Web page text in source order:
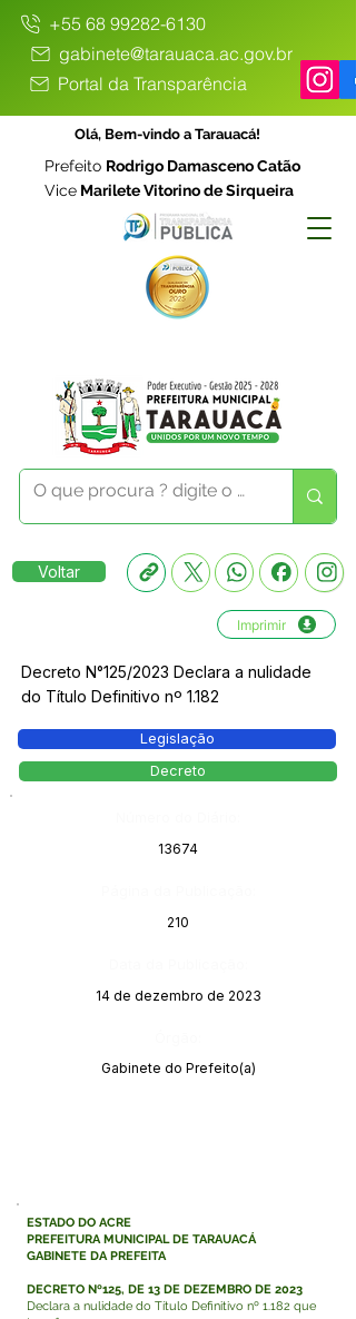
+55 68 99282-6130
gabinete@tarauaca.ac.gov.br
Portal da Transparência
Olá, Bem-vindo a Tarauacá!
Prefeito Rodrigo Damasceno Catão
Vice Marilete Vitorino de Sirqueira
Voltar
Imprimir
Decreto N°125/2023 Declara a nulidade
do Título Definitivo nº 1.182
Legislação
Decreto
13674
210
14 de dezembro de 2023
Gabinete do Prefeito(a)
ESTADO DO ACRE
PREFEITURA MUNICIPAL DE TARAUACÁ
GABINETE DA PREFEITA
DECRETO Nº125, DE 13 DE DEZEMBRO DE 2023
Declara a nulidade do Título Definitivo nº 1.182 que